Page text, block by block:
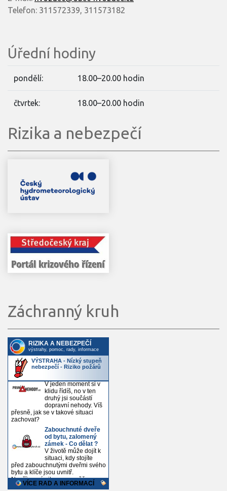
Telefon: 311572339, 311573182
Úřední hodiny
pondělí: 18.00–20.00 hodin
čtvrtek: 18.00–20.00 hodin
Rizika a nebezpečí
Záchranný kruh